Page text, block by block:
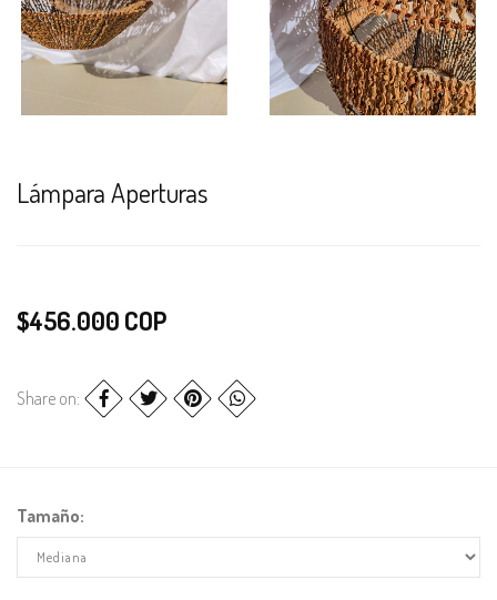
Lámpara Aperturas
$456.000 COP
Share on:
Tamaño: